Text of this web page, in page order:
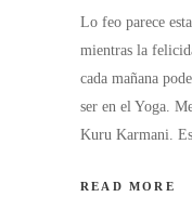
Lo feo parece
mientras la
cada mañana
ser en el Yoga.
Kuru Karmani.
READ MORE